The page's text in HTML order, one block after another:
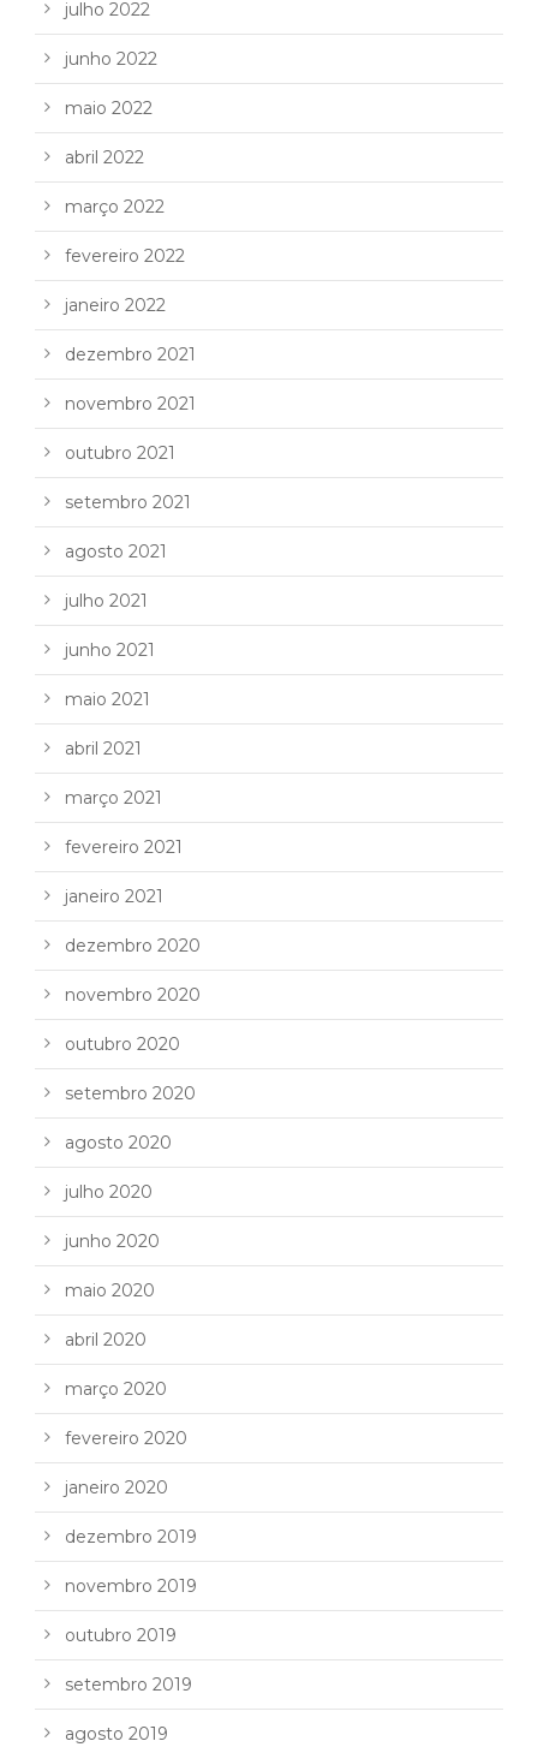
julho 2022
junho 2022
maio 2022
abril 2022
março 2022
fevereiro 2022
janeiro 2022
dezembro 2021
novembro 2021
outubro 2021
setembro 2021
agosto 2021
julho 2021
junho 2021
maio 2021
abril 2021
março 2021
fevereiro 2021
janeiro 2021
dezembro 2020
novembro 2020
outubro 2020
setembro 2020
agosto 2020
julho 2020
junho 2020
maio 2020
abril 2020
março 2020
fevereiro 2020
janeiro 2020
dezembro 2019
novembro 2019
outubro 2019
setembro 2019
agosto 2019